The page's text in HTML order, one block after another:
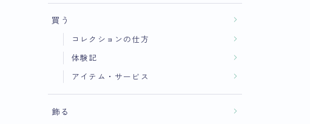
買う
コレクションの仕方
体験記
アイテム・サービス
飾る